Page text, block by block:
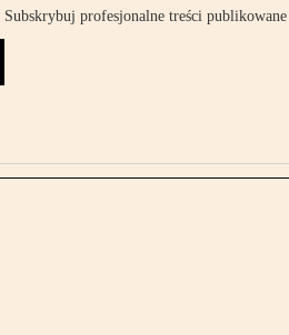
profesjonalne treści